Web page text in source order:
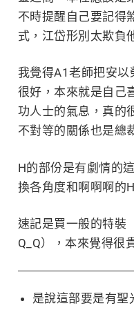
不時提醒自己要記得
式，江岱形別太欺負
我覺得A1老師把安
很好，本來就是自己
功人士的氣息，真的
不對等的關係也是總
H的部份是有劇情的
換各角度和啊啊啊的
速記是買一般的特裝
Q_Q），本來覺得很
是說這部要是有聖